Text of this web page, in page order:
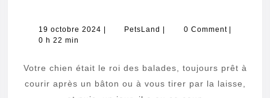
son
handicapé
?
19 octobre 2024 19
| PetsLand PetsLand
| 0 Comment |
0 h 22 min
Votre chien était le roi des balades, toujours prêt à
courir après un bâton ou à vous tirer par la laisse,